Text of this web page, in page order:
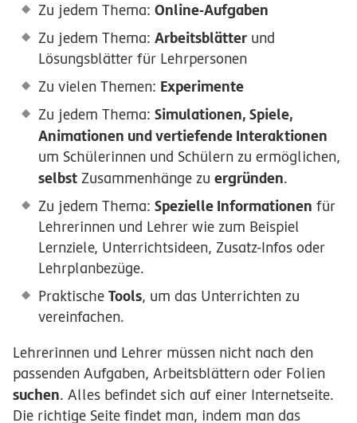
Zu jedem Thema: Online-Aufgaben
Zu jedem Thema: Arbeitsblätter und
Lösungsblätter für Lehrpersonen
Zu vielen Themen: Experimente
Zu jedem Thema: Simulationen, Spiele,
Animationen und vertiefende Interaktionen
um Schülerinnen und Schülern zu ermöglichen,
selbst Zusammenhänge zu ergründen.
Zu jedem Thema: Spezielle Informationen für
Lehrerinnen und Lehrer wie zum Beispiel
Lernziele, Unterrichtsideen, Zusatz-Infos oder
Lehrplanbezüge.
Praktische Tools, um das Unterrichten zu
vereinfachen.
Lehrerinnen und Lehrer müssen nicht nach den
passenden Aufgaben, Arbeitsblättern oder Folien
suchen. Alles befindet sich auf einer Internetseite.
Die richtige Seite findet man, indem man das